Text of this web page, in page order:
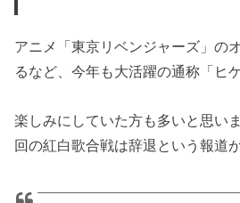
アニメ「東京リベンジャーズ」の
るなど、今年も大活躍の通称「ヒ
楽しみにしていた方も多いと思い
回の紅白歌合戦は辞退という報道